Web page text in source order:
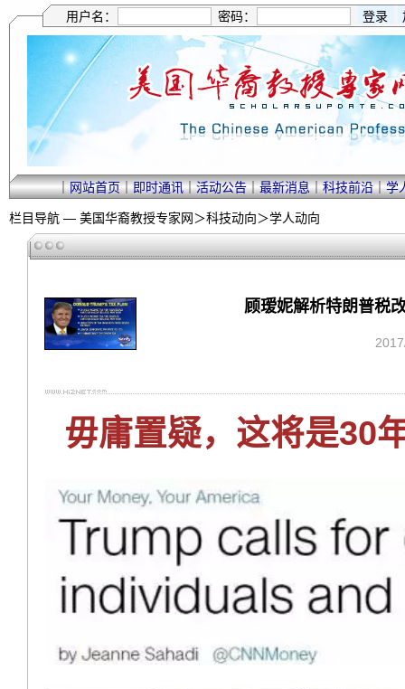
用户名： 密码：
｜网站首页｜即时通讯｜活动公告｜最新消息｜科技前沿｜学
栏目导航 — 美国华裔教授专家网＞科技动向＞学人动向
顾瑷妮解析特朗普税
毋庸置疑，这将是30